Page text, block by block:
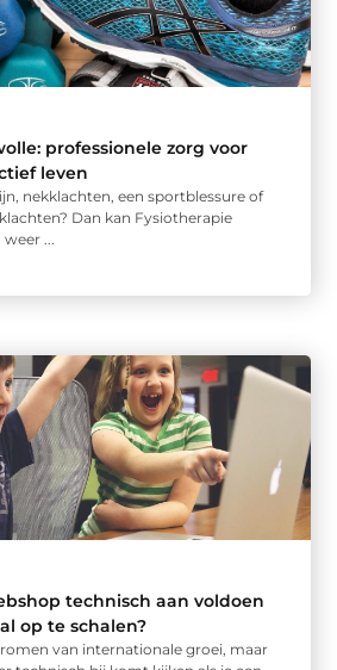
professionele zorg voor
leven
nekklachten, een sportblessure of
Dan kan Fysiotherapie
...
technisch aan voldoen
op te schalen?
van internationale groei, maar